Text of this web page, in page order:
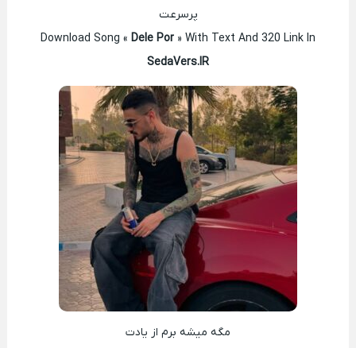
پرسرعت
Download Song « Dele Por » With Text And 320 Link In
SedaVers.IR
مگه میشه برم از یادت